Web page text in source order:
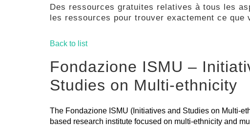
Des ressources gratuites relatives à tous les
les ressources pour trouver exactement ce que
Back to list
Fondazione ISMU –
Studies on Multi-ethnicity
The Fondazione ISMU (Initiatives and Studies on Multi-
based research institute focused on multi-ethnicity and